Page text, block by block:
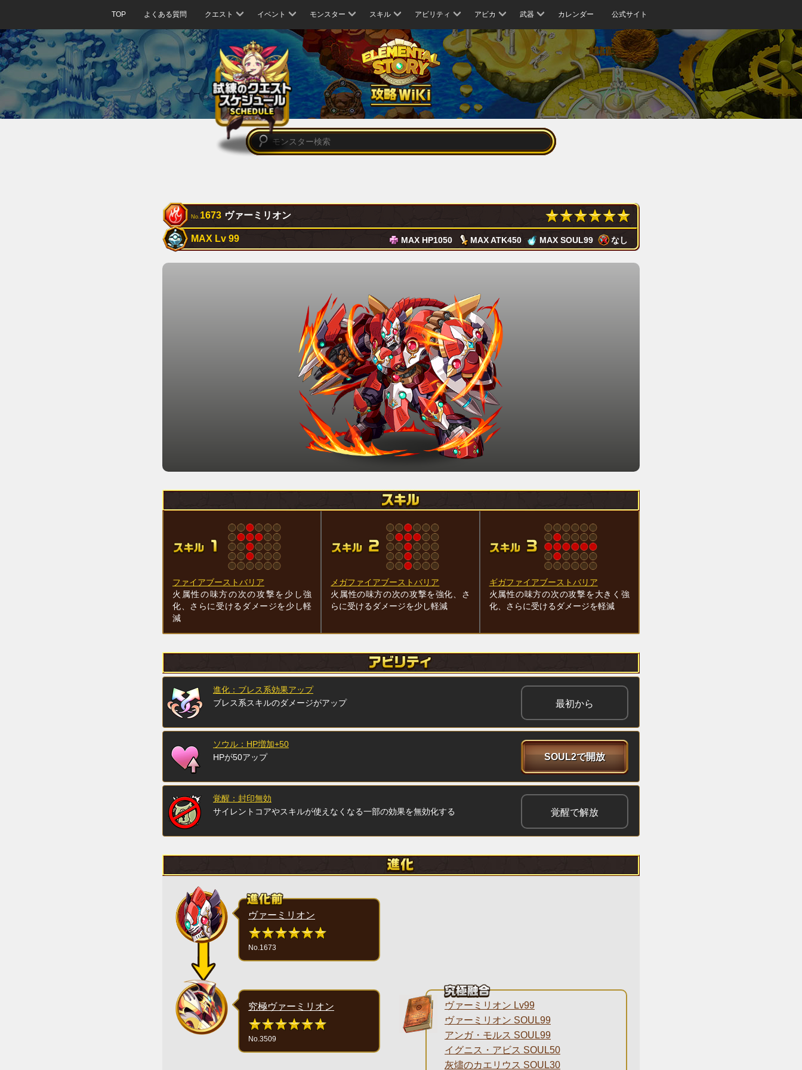
TOP よくある質問 クエスト イベント モンスター スキル アビリティ アビカ 武器 カレンダー 公式サイト
No. 1673 ヴァーミリオン
MAX Lv 99 MAX HP1050 MAX ATK450 MAX SOUL99 なし
ファイアブーストバリア
火属性の味方の次の攻撃を少し強
化、さらに受けるダメージを少し軽
減
メガファイアブーストバリア
火属性の味方の次の攻撃を強化、さ
らに受けるダメージを少し軽減
ギガファイアブーストバリア
火属性の味方の次の攻撃を大きく強
化、さらに受けるダメージを軽減
進化：ブレス系効果アップ
ブレス系スキルのダメージがアップ
最初から
ソウル：HP増加+50
HPが50アップ
SOUL2で開放
覚醒：封印無効
サイレントコアやスキルが使えなくなる一部の効果を無効化する
覚醒で解放
ヴァーミリオン
No.1673
究極ヴァーミリオン
No.3509
ヴァーミリオン Lv99
ヴァーミリオン SOUL99
アンガ・モルス SOUL99
イグニス・アビス SOUL50
灰燼のカエリウス SOUL30